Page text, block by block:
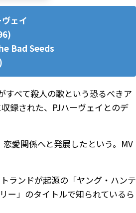
ェイ
Bad Seeds
すべて殺人の歌という恐るべきア
録された、PJハーヴェイとのデ
愛関係へと発展したという。MV
ランドが起源の「ヤング・ハンテ
ー」のタイトルで知られているら